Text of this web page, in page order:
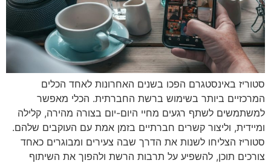
סטוריז באינסטגרם הפכו בשנים האחרונות לאחד הכלים
המרכזיים ביותר בשימוש ברשת החברתית. הכלי מאפשר
למשתמשים לשתף רגעים מחיי היום-יום בצורה מהירה, קלילה
ומיידית, וליצור קשרים חברתיים בזמן אמת עם העוקבים שלהם.
סטוריז הצליחו לשנות את הדרך שבה צעירים ומבוגרים כאחד
צורכים תוכן, להשפיע על תרבות הרשת ולהפוך את השיתוף